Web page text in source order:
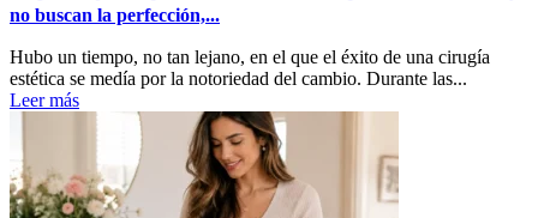
no buscan la perfección,...
Hubo un tiempo, no tan lejano, en el que el éxito de una cirugía
estética se medía por la notoriedad del cambio. Durante las...
Leer más